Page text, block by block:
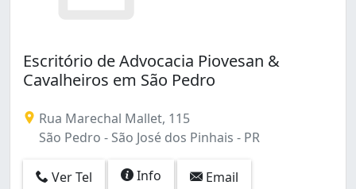
Escritório de Advocacia Piovesan &
Cavalheiros em São Pedro
Rua Marechal Mallet, 115
São Pedro - São José dos Pinhais - PR
Ver Tel Info Email